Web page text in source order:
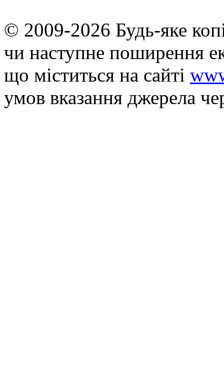
© 2009-2026 Будь-яке
чи наступне поширення
що мiститься на сайті
умов вказання джерела